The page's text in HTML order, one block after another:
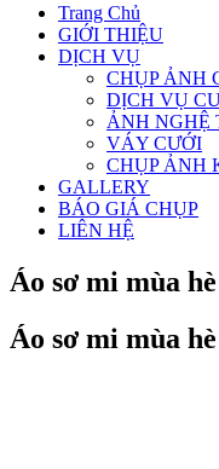
Trang Chủ
GIỚI THIỆU
DỊCH VỤ
CHỤP ẢNH
DỊCH VỤ
ẢNH NGHỆ
VÁY CƯỚI
CHỤP ẢNH
GALLERY
BÁO GIÁ CHỤP
LIÊN HỆ
Áo sơ mi mùa
Áo sơ mi mùa